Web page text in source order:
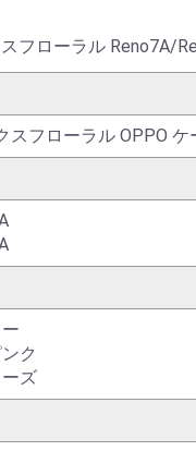
フローラル Reno7A/
スフローラル OPPO ケ
ク
ズ